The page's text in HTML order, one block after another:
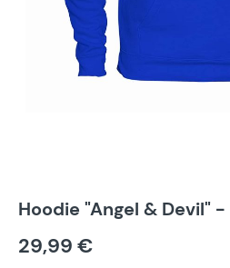
Hoodie "Angel & Devil"
29,99 €